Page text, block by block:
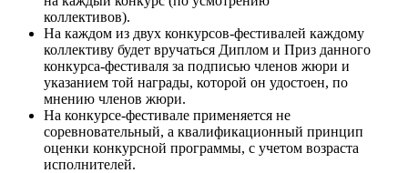
коллективов).
На каждом из двух конкурсов-фестивалей каждому
коллективу будет вручаться Диплом и Приз данного
конкурса-фестиваля за подписью членов жюри и
указанием той награды, которой он удостоен, по
мнению членов жюри.
На конкурсе-фестивале применяется не
соревновательный, а квалификационный принцип
оценки конкурсной программы, с учетом возраста
исполнителей.